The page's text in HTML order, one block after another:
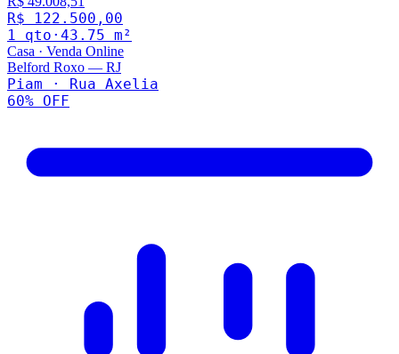
R$ 122.500,00
1 qto · 43.75 m²
Casa · Venda Online
Belford Roxo — RJ
Piam · Rua Axelia
60% OFF